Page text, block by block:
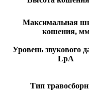
Максимальная
кошения,
Уровень звукового
LpA
Тип